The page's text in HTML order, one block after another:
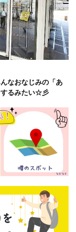
なおなじみの「あ
するみたい☆彡